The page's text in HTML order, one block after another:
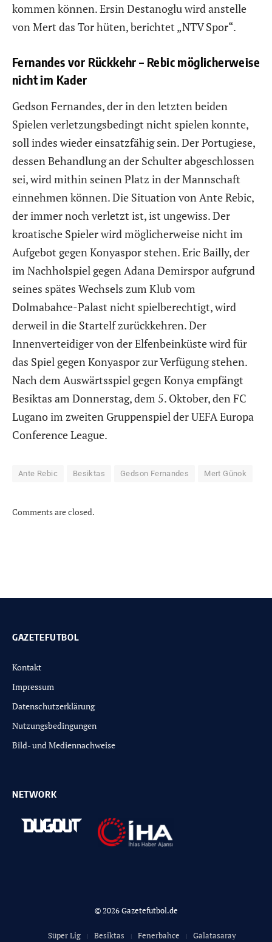
kommen können. Ersin Destanoglu wird anstelle
von Mert das Tor hüten, berichtet „NTV Spor“.
Fernandes vor Rückkehr – Rebic möglicherweise
nicht im Kader
Gedson Fernandes, der in den letzten beiden
Spielen verletzungsbedingt nicht spielen konnte,
soll indes wieder einsatzfähig sein. Der Portugiese,
dessen Behandlung an der Schulter abgeschlossen
sei, wird mithin seinen Platz in der Mannschaft
einnehmen können. Die Situation von Ante Rebic,
der immer noch verletzt ist, ist ungewiss. Der
kroatische Spieler wird möglicherweise nicht im
Aufgebot gegen Konyaspor stehen. Eric Bailly, der
im Nachholspiel gegen Adana Demirspor aufgrund
seines spätes Wechsels zum Klub vom
Dolmabahce-Palast nicht spielberechtigt, wird
derweil in die Startelf zurückkehren. Der
Innenverteidiger von der Elfenbeinküste wird für
das Spiel gegen Konyaspor zur Verfügung stehen.
Nach dem Auswärtsspiel gegen Konya empfängt
Besiktas am Donnerstag, dem 5. Oktober, den FC
Lugano im zweiten Gruppenspiel der UEFA Europa
Conference League.
Ante Rebic Besiktas Gedson Fernandes Mert Günok
Comments are closed.
GAZETEFUTBOL
Kontakt
Impressum
Datenschutzerklärung
Nutzungsbedingungen
Bild- und Mediennachweise
NETWORK
© 2026 Gazetefutbol.de
Süper Lig Besiktas Fenerbahce Galatasaray